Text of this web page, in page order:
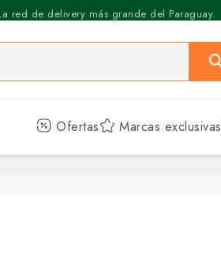
⚡️ Pickup Express - Retirás en 30 min.
Ofertas Marcas exclusivas